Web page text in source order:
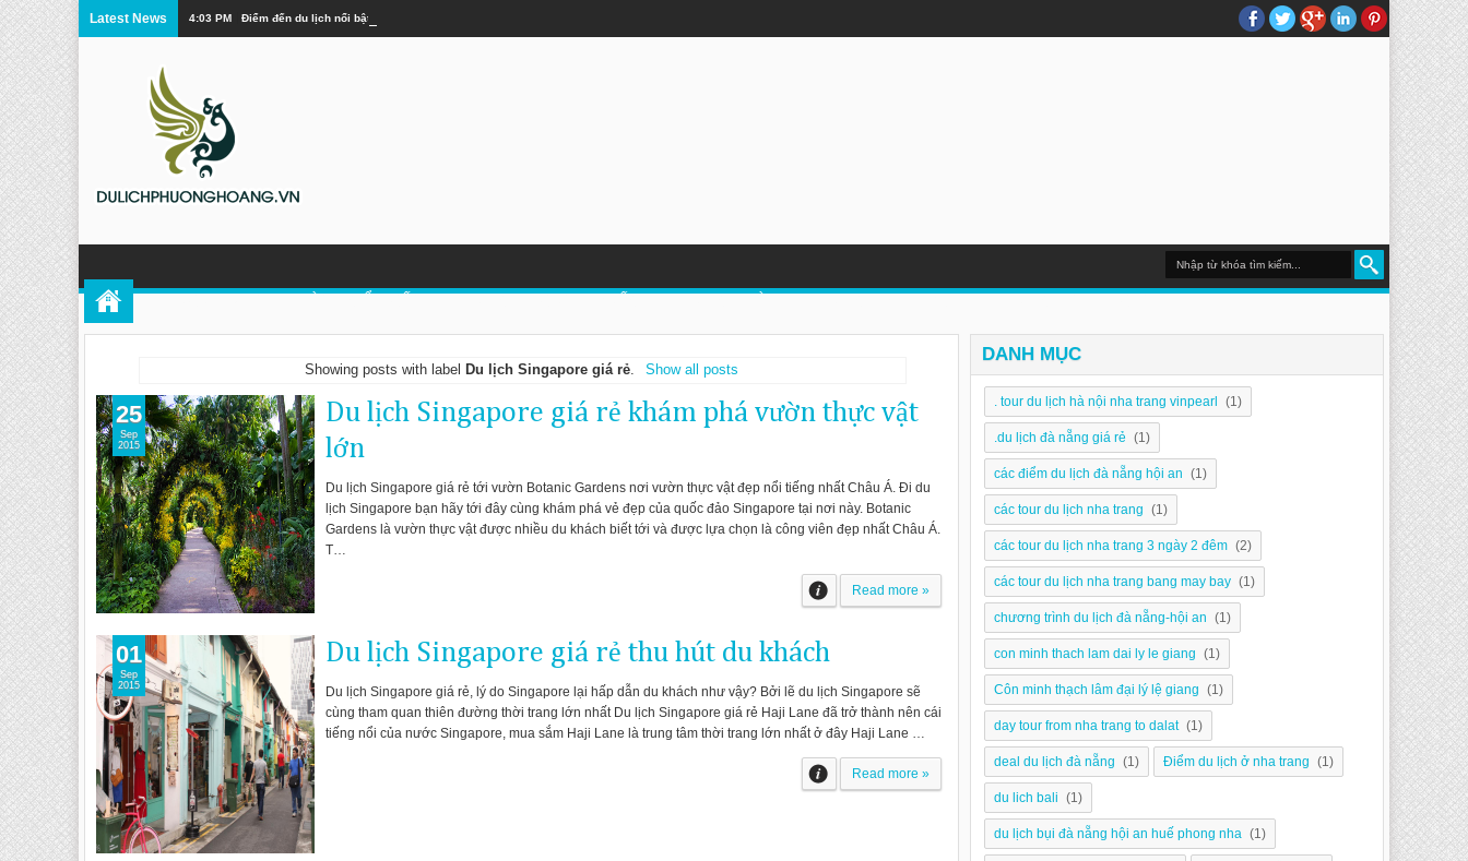
Latest News 4:03 PM Điểm đến du lịch nổi bật ở Quý Châu
Showing posts with label Du lịch Singapore giá rẻ Show all posts
Du lịch Singapore giá rẻ khám phá vườn thực vật
lớn
Du lịch Singapore giá rẻ tới vườn Botanic Gardens nơi vườn thực vật đẹp nổi tiếng nhất Châu Á. Đi du
lịch Singapore bạn hãy tới đây cùng khám phá vẻ đẹp của quốc đảo Singapore tại nơi này. Botanic
Gardens là vườn thực vật được nhiều du khách biết tới và được lựa chọn là công viên đẹp nhất Châu Á.
T…
Read more »
25
Sep
2015
Du lịch Singapore giá rẻ thu hút du khách
Du lịch Singapore giá rẻ, lý do Singapore lại hấp dẫn du khách như vậy? Bởi lẽ du lịch Singapore sẽ
cùng tham quan thiên đường thời trang lớn nhất Du lịch Singapore giá rẻ Haji Lane đã trở thành nên cái
tiếng nổi của nước Singapore, mua sắm Haji Lane là trung tâm thời trang lớn nhất ở đây Haji Lane …
Read more »
01
Sep
2015
DANH MỤC
. tour du lịch hà nội nha trang vinpearl (1)
.du lịch đà nẵng giá rẻ (1)
các điểm du lịch đà nẵng hội an (1)
các tour du lịch nha trang (1)
các tour du lịch nha trang 3 ngày 2 đêm (2)
các tour du lịch nha trang bang may bay (1)
chương trình du lịch đà nẵng-hội an (1)
con minh thach lam dai ly le giang (1)
Côn minh thạch lâm đại lý lệ giang (1)
day tour from nha trang to dalat (1)
deal du lịch đà nẵng (1) Điểm du lịch ở nha trang (1)
du lich bali (1)
du lịch bụi đà nẵng hội an huế phong nha (1)